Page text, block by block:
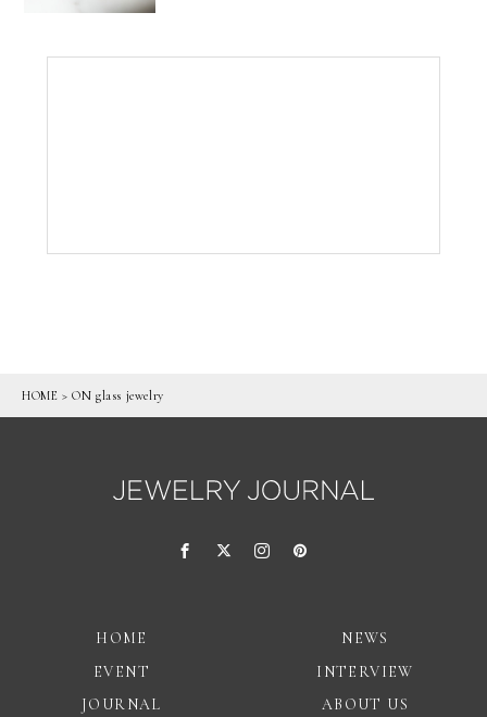
HOME >ON glass jewelry
HOME
NEWS
EVENT
INTERVIEW
JOURNAL
ABOUT US